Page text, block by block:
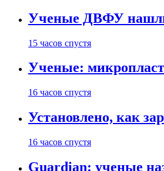
Ученые ДВФУ нашли
15 часов спустя
Ученые:
16 часов спустя
Установлено, как
16 часов спустя
Guardian: ученые